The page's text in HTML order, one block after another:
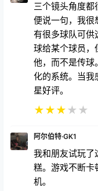
三个镜头角度
便说一句，我很
有很多球队可供
球给某个球员，
他，而不是传球
化的系统。当我
星好评。
★★★★ ★
阿尔伯特·GK1
我和朋友试玩了
糕。游戏不断卡
机。